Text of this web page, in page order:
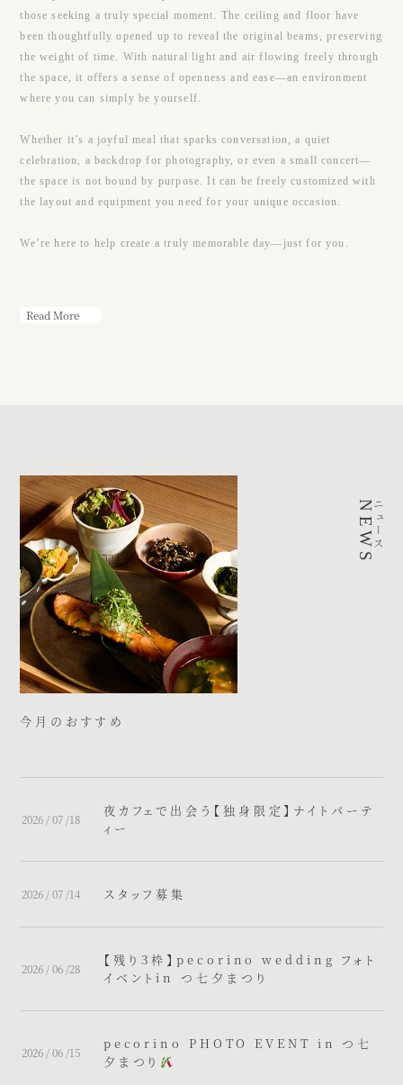
those seeking a truly special moment. The ceiling and floor have
been thoughtfully opened up to reveal the original beams, preserving
the weight of time. With natural light and air flowing freely through
the space, it offers a sense of openness and ease—an environment
where you can simply be yourself.
Whether it’s a joyful meal that sparks conversation, a quiet
celebration, a backdrop for photography, or even a small concert—
the space is not bound by purpose. It can be freely customized with
the layout and equipment you need for your unique occasion.
We’re here to help create a truly memorable day—just for you.
Read More
今月のおすすめ
2026 / 07 /18
夜カフェで出会う【独身限定】ナイトパーテ
ィー
2026 / 07 /14 スタッフ募集
2026 / 06 /28
【残り３枠】pecorino wedding フォト
イベントin つ七夕まつり
2026 / 06 /15
pecorino PHOTO EVENT in つ七
夕まつり
ニュース
NEWS